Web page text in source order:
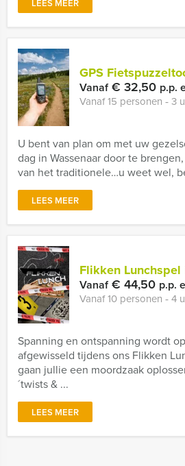
LEES MEER
GPS
Vanaf€ 32,50 p.p.
Vanaf 15 personen ‐ 3
U bent van plan om met uw
dag in Wassenaar door te
van het traditionele…u weet wel,
LEES MEER
Flikken
Vanaf€ 44,50 p.p.
Vanaf 10 personen ‐ 4
Spanning en ontspanning wordt
afgewisseld tijdens ons Flikken
gaan jullie een moordzaak
´twists & ...
LEES MEER